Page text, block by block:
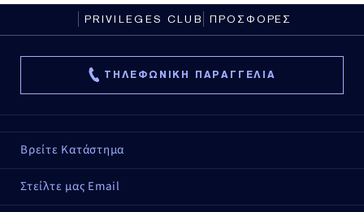
TΑΙΡΙΑΖΕΙ ΜΕ ΤΟ DOUBLE WEAR STAY-IN-PLACE
PRIVILEGES CLUB ΠΡΟΣΦΟΡΕΣ
ΤΗΛΕΦΩΝΙΚΗ ΠΑΡΑΓΓΕΛΙΑ
Βρείτε Κατάστημα
Στείλτε μας Email